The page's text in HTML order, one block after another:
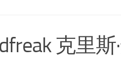
克里